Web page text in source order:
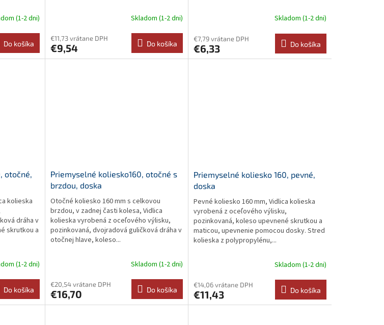
(1-2 dni)
Do košíka
Skladom (1-2 dni)
€11,73 vrátane DPH
€9,54 Do košíka
Skladom (1-2 dni)
€7,79 vrátane DPH
€6,33 Do košíka
otočné,
kolieska
dráha v
skrutkou a
(1-2 dni)
Do košíka
Priemyselné koliesko160, otočné s
brzdou, doska
Otočné koliesko 160 mm s celkovou
brzdou, v zadnej časti kolesa, Vidlica
kolieska vyrobená z oceľového výlisku,
pozinkovaná, dvojradová guličková dráha v
otočnej hlave, koleso...
Skladom (1-2 dni)
€20,54 vrátane DPH
€16,70 Do košíka
Priemyselné koliesko 160, pevné,
doska
Pevné koliesko 160 mm, Vidlica kolieska
vyrobená z oceľového výlisku,
pozinkovaná, koleso upevnené skrutkou a
maticou, upevnenie pomocou dosky. Stred
kolieska z polypropylénu,...
Skladom (1-2 dni)
€14,06 vrátane DPH
€11,43 Do košíka